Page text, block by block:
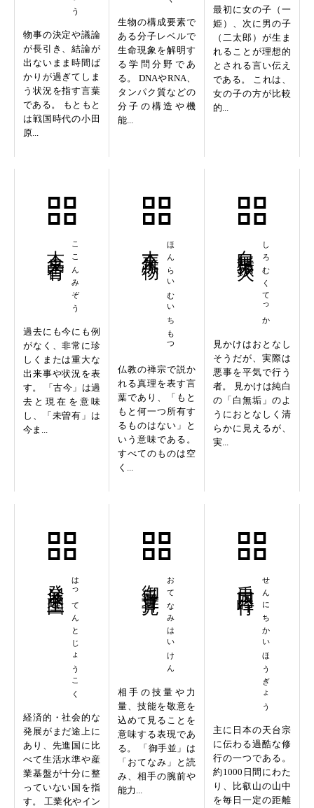
物事の決定や議論
が長引き、結論が
出ないまま時間ば
かりが過ぎてしま
う状況を指す言葉
である。 もともと
は戦国時代の小田
原...
生物の構成要素で
ある分子レベルで
生命現象を解明す
る学問分野であ
る。 DNAやRNA、
タンパク質などの
分子の構造や機
能...
最初に女の子（一
姫）、次に男の子
（二太郎）が生ま
れることが理想的
とされる言い伝え
である。 これは、
女の子の方が比較
的...
ここんみぞう
過去にも今にも例
がなく、非常に珍
しくまたは重大な
出来事や状況を表
す。 「古今」は過
去と現在を意味
し、「未曽有」は
今ま...
ほんらいむいちもつ
仏教の禅宗で説か
れる真理を表す言
葉であり、「もと
もと何一つ所有す
るものはない」と
いう意味である。
すべてのものは空
く...
しろむくてっか
見かけはおとなし
そうだが、実際は
悪事を平気で行う
者。 見かけは純白
の「白無垢」のよ
うにおとなしく清
らかに見えるが、
実...
はってんとじょうこく
経済的・社会的な
発展がまだ途上に
あり、先進国に比
べて生活水準や産
業基盤が十分に整
っていない国を指
す。 工業化やイン
おてなみはいけん
相手の技量や力
量、技能を敬意を
込めて見ることを
意味する表現であ
る。 「御手並」は
「おてなみ」と読
み、相手の腕前や
能力...
せんにちかいほうぎょう
主に日本の天台宗
に伝わる過酷な修
行の一つである。
約1000日間にわた
り、比叡山の山中
を毎日一定の距離